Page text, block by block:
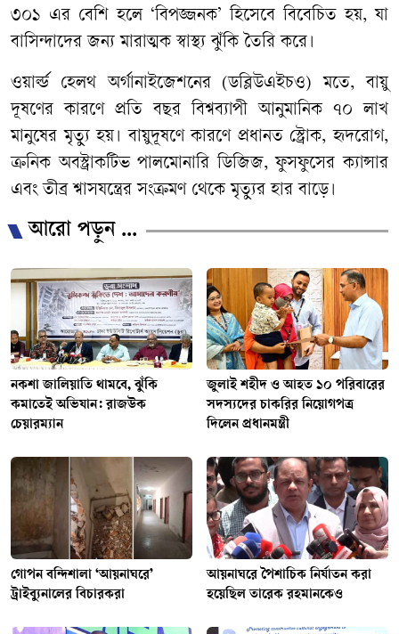
৩০১ এর বেশি হলে ‘বিপজ্জনক’ হিসেবে বিবেচিত হয়, যা
বাসিন্দাদের জন্য মারাত্মক স্বাস্থ্য ঝুঁকি তৈরি করে।
ওয়ার্ল্ড হেলথ অর্গানাইজেশনের (ডব্লিউএইচও) মতে, বায়ু
দূষণের কারণে প্রতি বছর বিশ্বব্যাপী আনুমানিক ৭০ লাখ
মানুষের মৃত্যু হয়। বায়ুদূষণে কারণে প্রধানত স্ট্রোক, হৃদরোগ,
ক্রনিক অবস্ট্রাকটিভ পালমোনারি ডিজিজ, ফুসফুসের ক্যান্সার
এবং তীব্র শ্বাসযন্ত্রের সংক্রমণ থেকে মৃত্যুর হার বাড়ে।
আরো পড়ুন ...
নকশা জালিয়াতি থামবে, ঝুঁকি
কমাতেই অভিযান: রাজউক
চেয়ারম্যান
জুলাই শহীদ ও আহত ১০ পরিবারের
সদস্যদের চাকরির নিয়োগপত্র
দিলেন প্রধানমন্ত্রী
গোপন বন্দিশালা ‘আয়নাঘরে’
ট্রাইব্যুনালের বিচারকরা
আয়নাঘরে পৈশাচিক নির্যাতন করা
হয়েছিল তারেক রহমানকেও